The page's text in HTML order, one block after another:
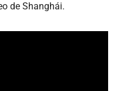
de Shanghái.